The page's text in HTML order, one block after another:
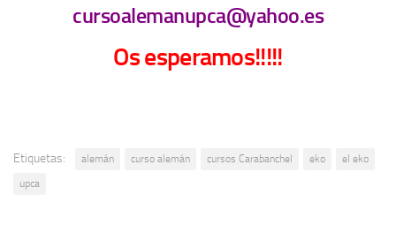
cursoalemanupca@yahoo.es
Os esperamos!!!!!
Etiquetas: alemán curso alemán cursos Carabanchel eko
el eko
upca